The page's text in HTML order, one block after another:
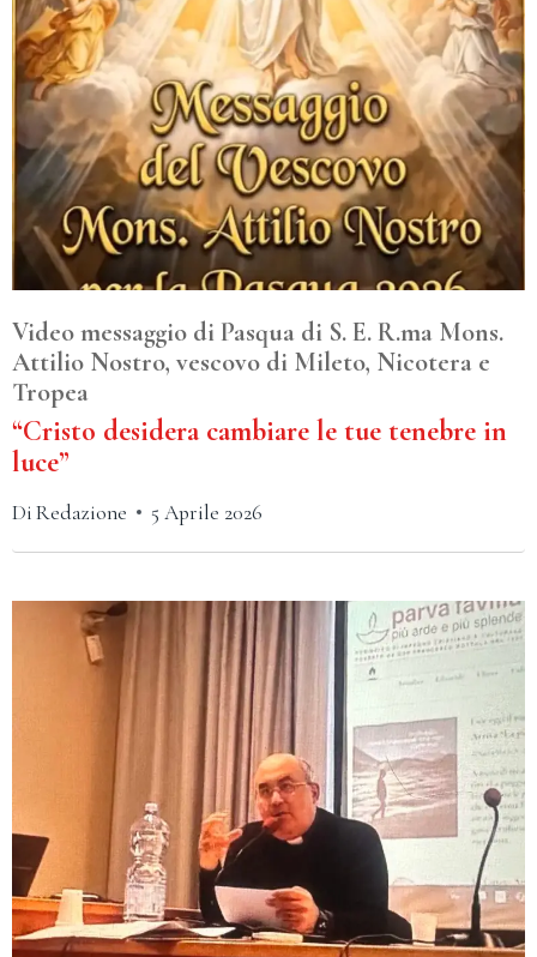
Video messaggio di Pasqua di S. E. R.ma Mons.
Attilio Nostro, vescovo di Mileto, Nicotera e
Tropea
“Cristo desidera cambiare le tue tenebre in
luce”
DiRedazione 5 Aprile 2026